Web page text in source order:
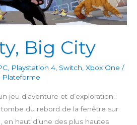
Big City
Playstation 4 Switch Xbox One /
Plateforme
jeu d’aventure et d’exploration :
du rebord de la fenêtre sur
en haut d’une des plus hautes